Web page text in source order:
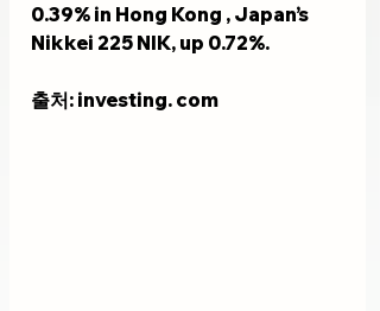
0.39% in Hong Kong , Japan’s
Nikkei 225 NIK, up 0.72%.
출처: investing. com